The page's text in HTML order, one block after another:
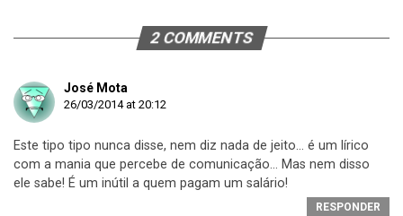
2 COMMENTS
José Mota
26/03/2014 at 20:12
Este tipo tipo nunca disse, nem diz nada de jeito… é um lírico
com a mania que percebe de comunicação… Mas nem disso
ele sabe! É um inútil a quem pagam um salário!
RESPONDER